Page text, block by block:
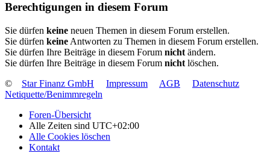
Berechtigungen in diesem Forum
Sie dürfen keine neuen Themen in diesem Forum erstellen.
Sie dürfen keine Antworten zu Themen in diesem Forum erstellen.
Sie dürfen Ihre Beiträge in diesem Forum nicht ändern.
Sie dürfen Ihre Beiträge in diesem Forum nicht löschen.
©
Star Finanz GmbH Impressum AGB
Datenschutz
Netiquette/Benimmregeln
Foren-Übersicht
Alle Zeiten sind UTC+02:00
Alle Cookies löschen
Kontakt